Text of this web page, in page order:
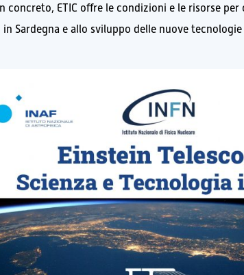
concreto, ETIC offre le condizioni e le risorse
Sardegna e allo sviluppo delle nuove